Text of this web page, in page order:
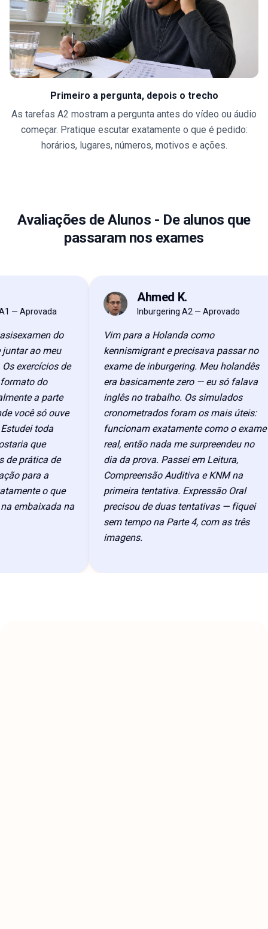
Primeiro a pergunta, depois o trecho
As tarefas A2 mostram a pergunta antes do vídeo ou áudio
começar. Pratique escutar exatamente o que é pedido:
horários, lugares, números, motivos e ações.
Avaliações de Alunos - De alunos que
passaram nos exames
Aprovada
do
ao meu
de
do
a parte
só ouve
toda
que
prática de
para a
o que
na
AK Ahmed K.
Inburgering A2 — Aprovado
Vim para a Holanda como
kennismigrant e precisava passar no
exame de inburgering. Meu holandês
era basicamente zero — eu só falava
inglês no trabalho. Os simulados
cronometrados foram os mais úteis:
funcionam exatamente como o exame
real, então nada me surpreendeu no
dia da prova. Passei em Leitura,
Compreensão Auditiva e KNM na
primeira tentativa. Expressão Oral
precisou de duas tentativas — fiquei
sem tempo na Parte 4, com as três
imagens.